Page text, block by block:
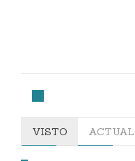
VISTO ACTUAL